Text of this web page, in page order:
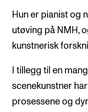
INFO
Om Norges
Finn ansatte
For ansatte og
Hun er pianist og
utøving på NMH,
kunstnerisk
I tillegg til en
scenekunstner
prosessene og